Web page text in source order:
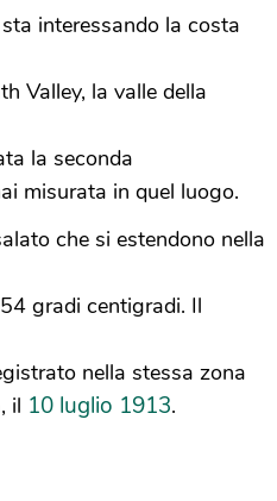
interessando la costa
Valley, la valle della
la seconda
misurata in quel luogo.
che si estendono nella
gradi centigradi. Il
nella stessa zona
il 10 luglio 1913.